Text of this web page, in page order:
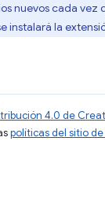
nuevos cada vez
instalará la
4.0 de
políticas del sitio